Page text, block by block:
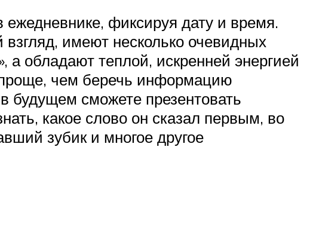
фиксируя дату и время.
имеют несколько очевидных
а обладают теплой, искренней энергией
чем беречь информацию
будущем сможете презентовать
какое слово он сказал первым, во
зубик и многое другое